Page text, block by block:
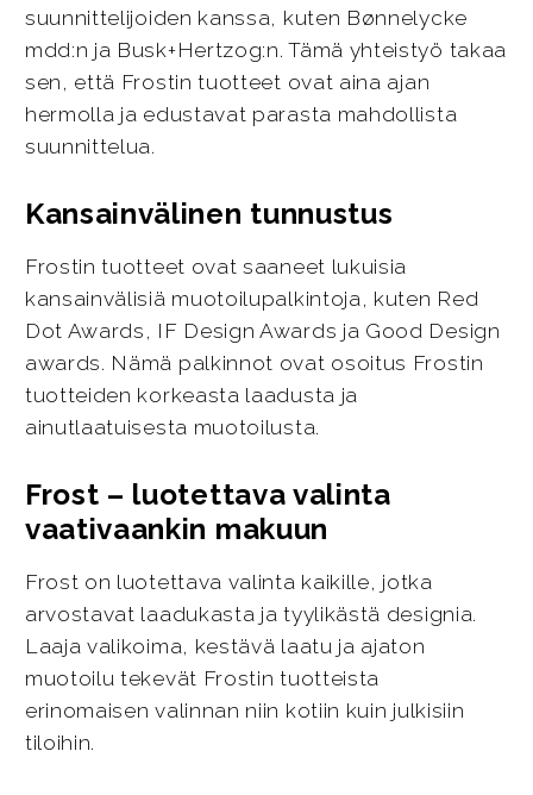
suunnittelijoiden kanssa, kuten Bønnelycke
mdd:n ja Busk+Hertzog:n. Tämä yhteistyö takaa
sen, että Frostin tuotteet ovat aina ajan
hermolla ja edustavat parasta mahdollista
suunnittelua.
Kansainvälinen tunnustus
Frostin tuotteet ovat saaneet lukuisia
kansainvälisiä muotoilupalkintoja, kuten Red
Dot Awards, IF Design Awards ja Good Design
awards. Nämä palkinnot ovat osoitus Frostin
tuotteiden korkeasta laadusta ja
ainutlaatuisesta muotoilusta.
Frost – luotettava valinta
vaativaankin makuun
Frost on luotettava valinta kaikille, jotka
arvostavat laadukasta ja tyylikästä designia.
Laaja valikoima, kestävä laatu ja ajaton
muotoilu tekevät Frostin tuotteista
erinomaisen valinnan niin kotiin kuin julkisiin
tiloihin.